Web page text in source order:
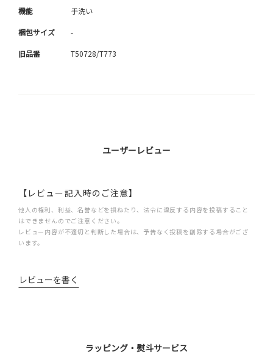
機能 手洗い
梱包サイズ -
旧品番 T50728/T773
ユーザーレビュー
【レビュー記入時のご注意】
他人の権利、利益、名誉などを損ねたり、法令に違反する内容を投稿すること
はできませんのでご注意ください。
レビュー内容が不適切と判断した場合は、予告なく投稿を削除する場合がござ
います。
レビューを書く
ラッピング・熨斗サービス